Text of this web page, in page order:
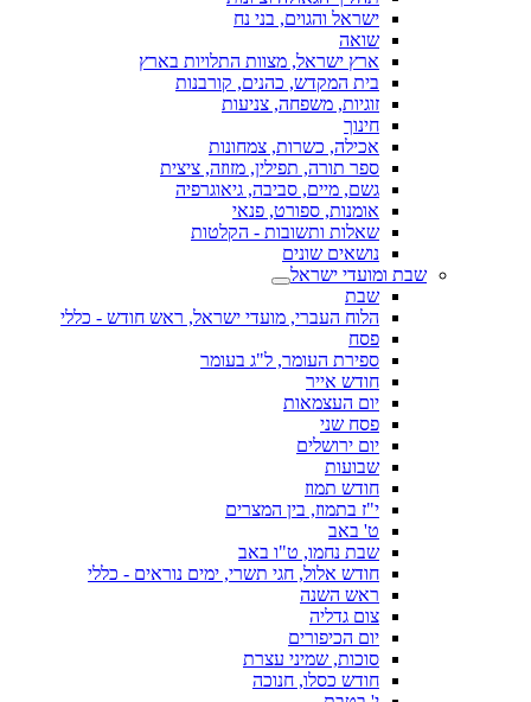
ישראל והגוים, בני נח
שואה
ארץ ישראל, מצוות התלויות בארץ
בית המקדש, כהנים, קורבנות
זוגיות, משפחה, צניעות
חינוך
אכילה, כשרות, צמחונות
ספר תורה, תפילין, מזוזה, ציצית
גשם, מיים, סביבה, גיאוגרפיה
אומנות, ספורט, פנאי
שאלות ותשובות - הקלטות
נושאים שונים
שבת ומועדי ישראל
שבת
הלוח העברי, מועדי ישראל, ראש חודש - כללי
פסח
ספירת העומר, ל"ג בעומר
חודש אייר
יום העצמאות
פסח שני
יום ירושלים
שבועות
חודש תמוז
י"ז בתמוז, בין המצרים
ט' באב
שבת נחמו, ט"ו באב
חודש אלול, חגי תשרי, ימים נוראים - כללי
ראש השנה
צום גדליה
יום הכיפורים
סוכות, שמיני עצרת
חודש כסלו, חנוכה